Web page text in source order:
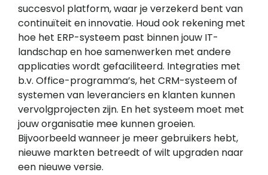
succesvol platform, waar je verzekerd bent van
continuïteit en innovatie. Houd ook rekening met
hoe het ERP-systeem past binnen jouw IT-
landschap en hoe samenwerken met andere
applicaties wordt gefaciliteerd. Integraties met
b.v. Office-programma’s, het CRM-systeem of
systemen van leveranciers en klanten kunnen
vervolgprojecten zijn. En het systeem moet met
jouw organisatie mee kunnen groeien.
Bijvoorbeeld wanneer je meer gebruikers hebt,
nieuwe markten betreedt of wilt upgraden naar
een nieuwe versie.